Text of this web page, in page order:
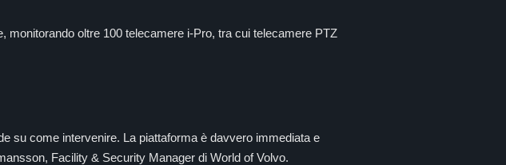
monitorando oltre 100 telecamere i-Pro, tra cui telecamere PTZ
su come intervenire. La piattaforma è davvero immediata e
Facility & Security Manager di World of Volvo.